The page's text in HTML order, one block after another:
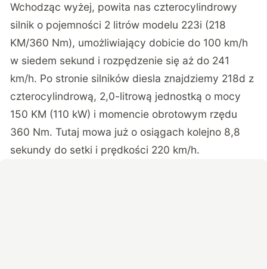
Wchodząc wyżej, powita nas czterocylindrowy
silnik o pojemności 2 litrów modelu 223i (218
KM/360 Nm), umożliwiający dobicie do 100 km/h
w siedem sekund i rozpędzenie się aż do 241
km/h. Po stronie silników diesla znajdziemy 218d z
czterocylindrową, 2,0-litrową jednostką o mocy
150 KM (110 kW) i momencie obrotowym rzędu
360 Nm. Tutaj mowa już o osiągach kolejno 8,8
sekundy do setki i prędkości 220 km/h.